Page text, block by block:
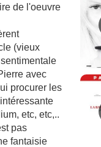
de l'oeuvre
(vieux
avec
procurer les
etc, etc,..
pas
fantaisie